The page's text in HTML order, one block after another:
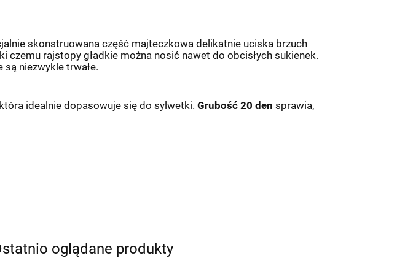
skonstruowana część majteczkowa delikatnie uciska brzuch
czemu rajstopy gładkie można nosić nawet do obcisłych sukienek.
niezwykle trwałe.
idealnie dopasowuje się do sylwetki. Grubość 20 den sprawia,
oglądane produkty